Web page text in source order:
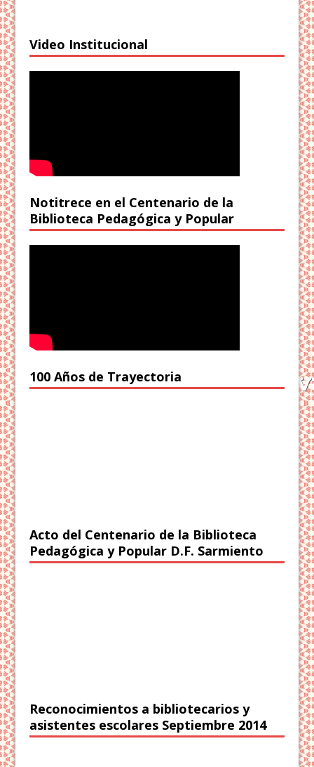
Video Institucional
Notitrece en el Centenario de la
Biblioteca Pedagógica y Popular
100 Años de Trayectoria
Acto del Centenario de la Biblioteca
Pedagógica y Popular D.F. Sarmiento
Reconocimientos a bibliotecarios y
asistentes escolares Septiembre 2014